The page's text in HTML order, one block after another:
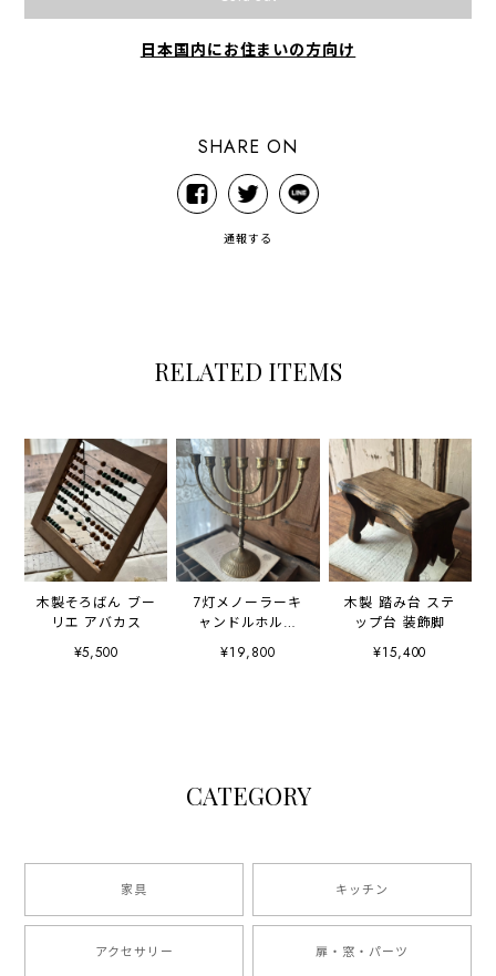
日本国内にお住まいの方向け
SHARE ON
通報する
RELATED ITEMS
木製そろばん ブー
リエ アバカス
¥5,500
7灯メノーラーキ
ャンドルホルダ
ー 燭台
¥19,800
木製 踏み台 ステ
ップ台 装飾脚
¥15,400
CATEGORY
家具 キッチン
アクセサリー 扉・窓・パーツ